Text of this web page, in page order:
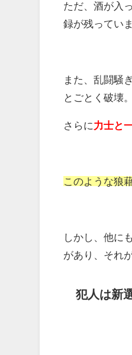
ただ、酒が入
録が残っていま
また、乱闘騒
とごとく破壊。
さらに力士と
このような狼
しかし、他に
があり、それ
犯人は新